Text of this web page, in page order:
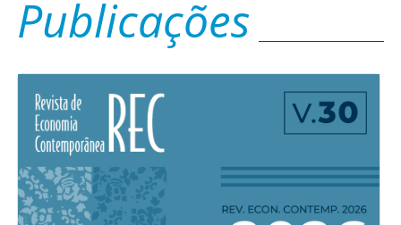
Publicações